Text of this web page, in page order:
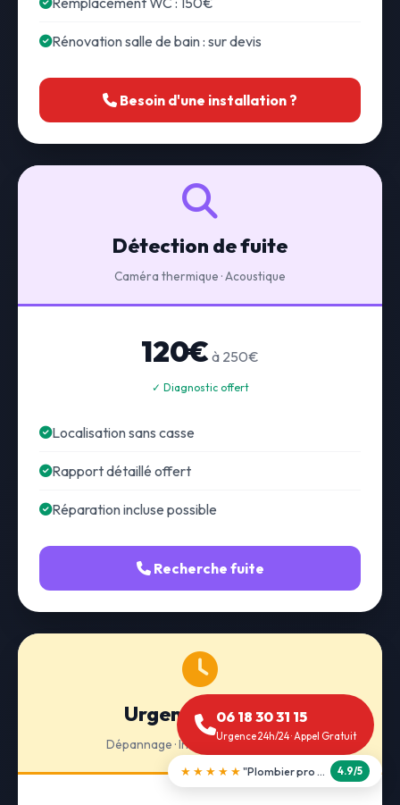
Rénovation salle de bain : sur devis
Besoin d'une installation ?
Détection de fuite
Caméra thermique · Acoustique
120€ à 250€
✓ Diagnostic offert
Localisation sans casse
Rapport détaillé offert
Réparation incluse possible
Recherche fuite
Urgence 24h/24
Dépannage · Intervention express
06 18 30 31 15
Urgence 24h/24 · Appel Gratuit
★★★★★ "Débouchage WC en 30 min" 5.0/5